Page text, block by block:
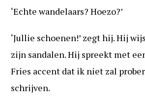
‘Echte wandelaars? Hoezo?’
‘Jullie schoenen!’ zegt hij. Hij
zijn sandalen. Hij spreekt met
Fries accent dat ik niet zal
schrijven.